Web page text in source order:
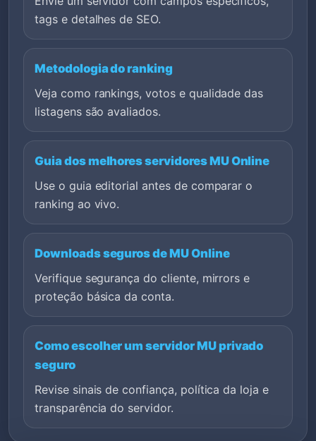
tags e detalhes de SEO.
Metodologia do ranking
Veja como rankings, votos e qualidade das
listagens são avaliados.
Guia dos melhores servidores MU Online
Use o guia editorial antes de comparar o
ranking ao vivo.
Downloads seguros de MU Online
Verifique segurança do cliente, mirrors e
proteção básica da conta.
Como escolher um servidor MU privado
seguro
Revise sinais de confiança, política da loja e
transparência do servidor.